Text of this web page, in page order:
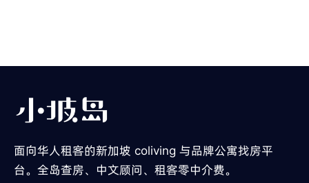
面向华人租客的新加坡 coliving 与品牌公寓找房平
台。全岛查房、中文顾问、租客零中介费。